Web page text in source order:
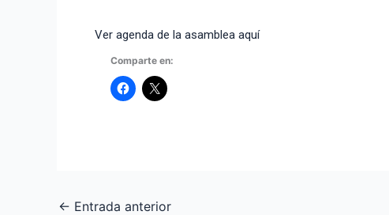
Ver agenda de la asamblea aquí
Comparte en:
← Entrada anterior